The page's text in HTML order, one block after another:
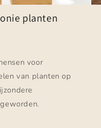
planten
voor
van planten op